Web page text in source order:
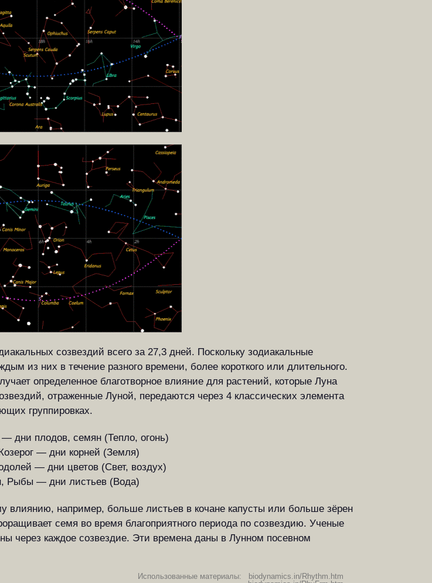
созвездий всего за 27,3 дней. Поскольку зодиакальные
из них в течение разного времени, более короткого или длительного.
определенное благотворное влияние для растений, которые Луна
отраженные Луной, передаются через 4 классических элемента
группировках.
дни плодов, семян (Тепло, огонь)
— дни корней (Земля)
— дни цветов (Свет, воздух)
Рыбы — дни листьев (Вода)
влиянию, например, больше листьев в кочане капусты или больше зёрен
семя во время благоприятного периода по созвездию. Ученые
через каждое созвездие. Эти времена даны в Лунном посевном
Использованные материалы: biodynamics.in/Rhythm.htm